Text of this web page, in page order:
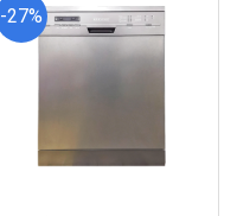
-27%